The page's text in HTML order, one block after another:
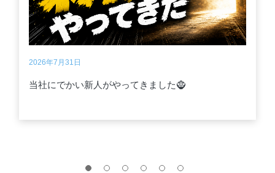
2026年7月31日
当社にでかい新人がやってきました🧌